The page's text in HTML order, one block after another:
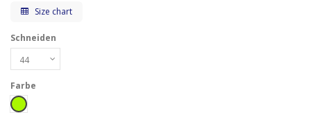
Size chart
Schneiden
Farbe
Verde fluo